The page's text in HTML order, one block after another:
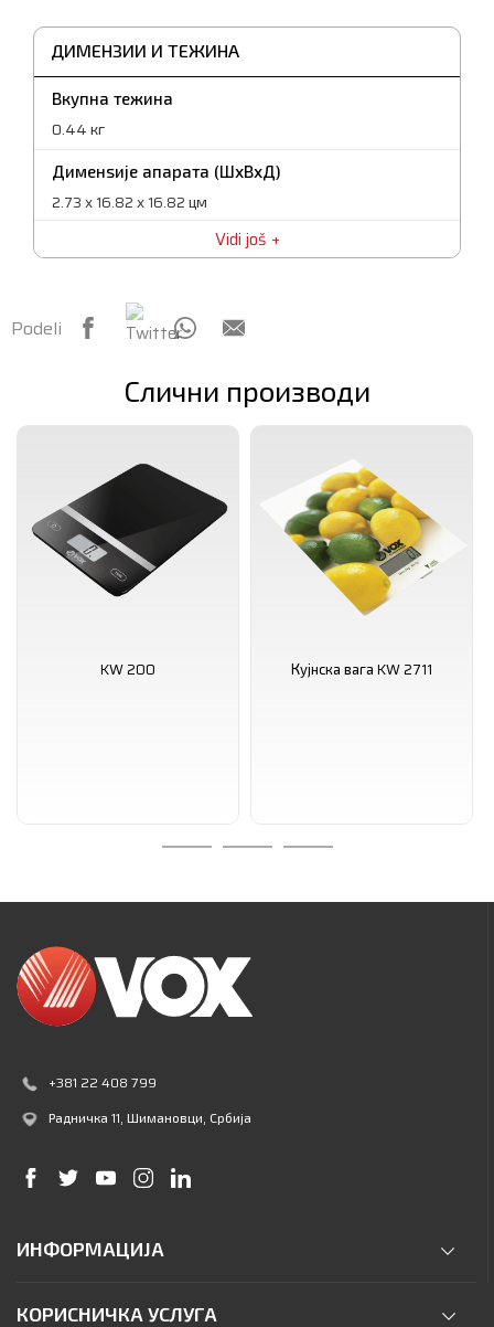
ДИМЕНЗИИ И ТЕЖИНА
Вкупна тежина
0.44 кг
Дименѕије апарата (ШxВxД)
2.73 x 16.82 x 16.82 цм
Дименѕије спкованог апарата (ШxВxД)
Нето тежина
Vidi još
Podeli
Слични производи
KW 200 Кујнска вага KW 2711
+381 22 408 799
Радничка 11, Шимановци, Србија
ИНФОРМАЦИЈА
КОРИСНИЧКА УСЛУГА